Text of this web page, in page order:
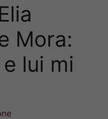
Mora:
lui mi